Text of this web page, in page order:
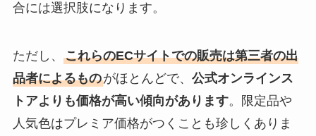
合には選択肢になります。
ただし、 これらのECサイトでの販売は第三者の出
品者によるものがほとんどで、 公式オンラインス
トアよりも価格が高い傾向があります。限定品や
人気色はプレミア価格がつくことも珍しくありま